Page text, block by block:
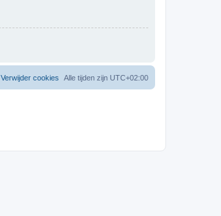
Alle tijden zijn UTC+02:00
Verwijder cookies